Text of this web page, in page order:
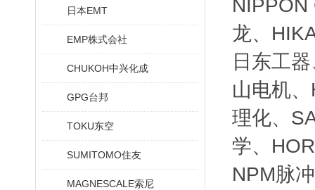
日本EMT
EMP株式会社
CHUKOH中兴化成
GPG台邦
TOKU东空
SUMITOMO住友
MAGNESCALE索尼
NIPPON
龙、
日东工
山电机
理化、
学、
NPM脉